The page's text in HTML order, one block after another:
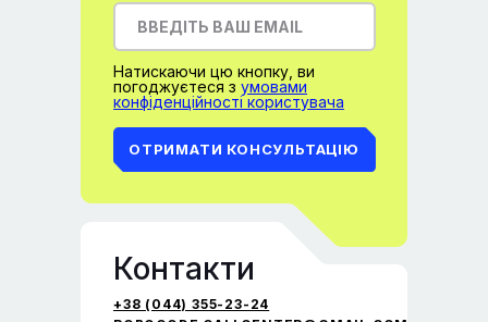
ОТРИМАТИ КОНСУЛЬТАЦІЮ
Натискаючи цю кнопку, ви
погоджуєтеся з умовами
конфіденційності користувача
Контакти
+38 (044) 355-23-24